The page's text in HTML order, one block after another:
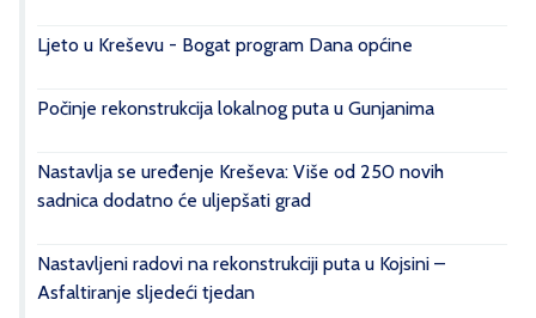
Ljeto u Kreševu - Bogat program Dana općine
Počinje rekonstrukcija lokalnog puta u Gunjanima
Nastavlja se uređenje Kreševa: Više od 250 novih
sadnica dodatno će uljepšati grad
Nastavljeni radovi na rekonstrukciji puta u Kojsini –
Asfaltiranje sljedeći tjedan